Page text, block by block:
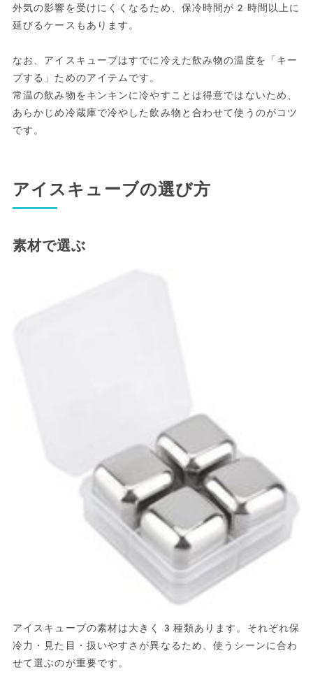
外気の影響を受けにくくなるため、保冷時間が2時間以上に
延びるケースもあります。
なお、アイスキューブはすでに冷えた飲み物の温度を「キー
プする」ためのアイテムです。
常温の飲み物をキンキンに冷やすことは得意ではないため、
あらかじめ冷蔵庫で冷やした飲み物と合わせて使うのがコツ
です。
アイスキューブの選び方
素材で選ぶ
アイスキューブの素材は大きく3種類あります。それぞれ保
冷力・見た目・扱いやすさが異なるため、使うシーンに合わ
せて選ぶのが重要です。